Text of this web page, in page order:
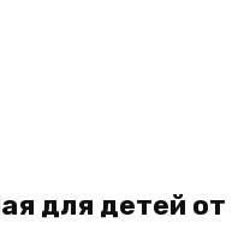
для детей от